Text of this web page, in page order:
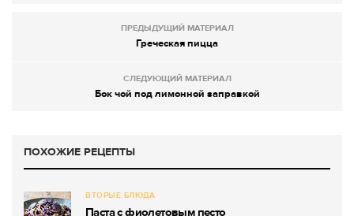
ПРЕДЫДУЩИЙ МАТЕРИАЛ
Греческая пицца
СЛЕДУЮЩИЙ МАТЕРИАЛ
Бок чой под лимонной заправкой
ПОХОЖИЕ РЕЦЕПТЫ
ВТОРЫЕ БЛЮДА
Паста с фиолетовым песто